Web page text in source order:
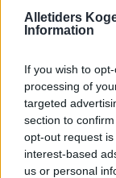
Alletiders
Information
If you wish to
processing of
targeted
section to
opt-out request
interest-based
us or personal
2.4 -
2.6 -
2.5
1 -